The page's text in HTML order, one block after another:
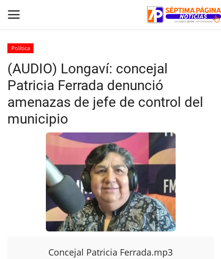
Inicio
Crónica
Policial
Política
(AUDIO) Longaví: concejal
Patricia Ferrada denunció
amenazas de jefe de control del
municipio
Concejal Patricia Ferrada.mp3